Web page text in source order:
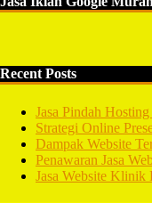
Recent Posts
Jasa Pindah
Strategi Online
Dampak Website
Penawaran Jasa
Jasa Website Klinik